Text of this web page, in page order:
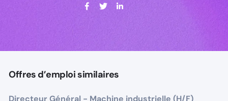
Offres d’emploi similaires
Directeur Général - Machine industrielle (H/F)